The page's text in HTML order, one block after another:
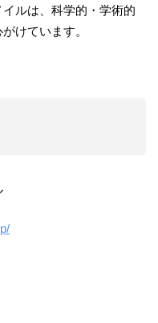
ルは、科学的・学術的
けています。